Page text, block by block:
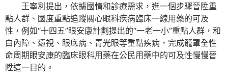
王寧利提出，依據國情和診療需求，進一個步驟晉陞重
點人群、國度重點追蹤關心眼科疾病臨床一線用藥的可及
性，例如“十四五”眼安康計劃提出的“一老一小”重點人群，和
白內障、遠視、眼底病、青光眼等重點疾病，完成籠罩全性
命周期眼安康的臨床眼科用藥在公民用藥中的可及性慢慢晉
陞這一目的。